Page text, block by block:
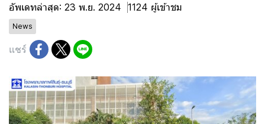
อัพเดทล่าสุด: 23 พ.ย. 2024 1124 ผู้เข้าชม
News
แชร์